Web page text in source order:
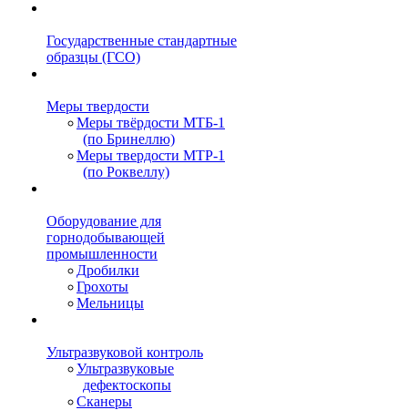
Государственные стандартные
образцы (ГСО)
Меры твердости
Меры твёрдости МТБ-1
(по Бринеллю)
Меры твердости МТР-1
(по Роквеллу)
Оборудование для
горнодобывающей
промышленности
Дробилки
Грохоты
Мельницы
Ультразвуковой контроль
Ультразвуковые
дефектоскопы
Сканеры